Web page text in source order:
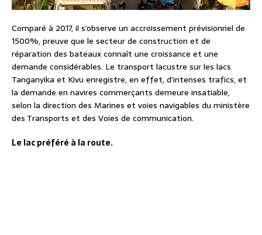
Comparé à 2017, il s’observe un accroissement prévisionnel de
1500%, preuve que le secteur de construction et de
réparation des bateaux connaît une croissance et une
demande considérables. Le transport lacustre sur les lacs
Tanganyika et Kivu enregistre, en effet, d’intenses trafics, et
la demande en navires commerçants demeure insatiable,
selon la direction des Marines et voies navigables du ministère
des Transports et des Voies de communication.
Le lac préféré à la route.